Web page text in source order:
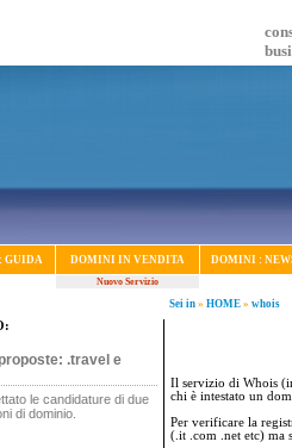
GUIDA DOMINI IN VENDITA DOMINI :
Nuovo Servizio
Sei in » HOME » whois
.travel e
le candidature di due
di dominio.
Il servizio di Whois
chi è intestato un
Per verificare la
(.it .com .net etc) ma